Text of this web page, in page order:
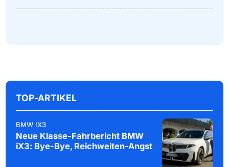
TOP-ARTIKEL
BMW IX3
Neue Klasse-Fahrbericht BMW
iX3: Bye-Bye, Reichweiten-Angst